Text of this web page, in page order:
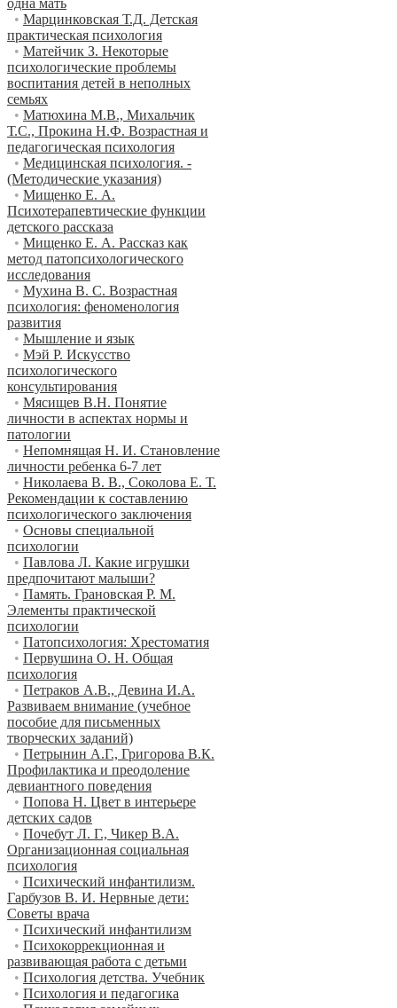
• Марцинковская Т.Д. Детская
практическая психология
• Матейчик З. Некоторые
психологические проблемы
воспитания детей в неполных
семьях
• Матюхина М.В., Михальчик
Т.С., Прокина Н.Ф. Возрастная и
педагогическая психология
• Медицинская психология. -
(Методические указания)
• Мищенко Е. А.
Психотерапевтические функции
детского рассказа
• Мищенко Е. А. Рассказ как
метод патопсихологического
исследования
• Мухина В. С. Возрастная
психология: феноменология
развития
• Мышление и язык
• Мэй Р. Искусство
психологического
консультирования
• Мясищев В.Н. Понятие
личности в аспектах нормы и
патологии
• Непомнящая Н. И. Становление
личности ребенка 6-7 лет
• Николаева В. В., Соколова Е. Т.
Рекомендации к составлению
психологического заключения
• Основы специальной
психологии
• Павлова Л. Какие игрушки
предпочитают малыши?
• Память. Грановская Р. М.
Элементы практической
психологии
• Патопсихология: Хрестоматия
• Первушина О. Н. Общая
психология
• Петраков А.В., Девина И.А.
Развиваем внимание (учебное
пособие для письменных
творческих заданий)
• Петрынин А.Г., Григорова В.К.
Профилактика и преодоление
девиантного поведения
• Попова Н. Цвет в интерьере
детских садов
• Почебут Л. Г., Чикер В.А.
Организационная социальная
психология
• Психический инфантилизм.
Гарбузов В. И. Нервные дети:
Советы врача
• Психический инфантилизм
• Психокоррекционная и
развивающая работа с детьми
• Психология детства. Учебник
• Психология и педагогика